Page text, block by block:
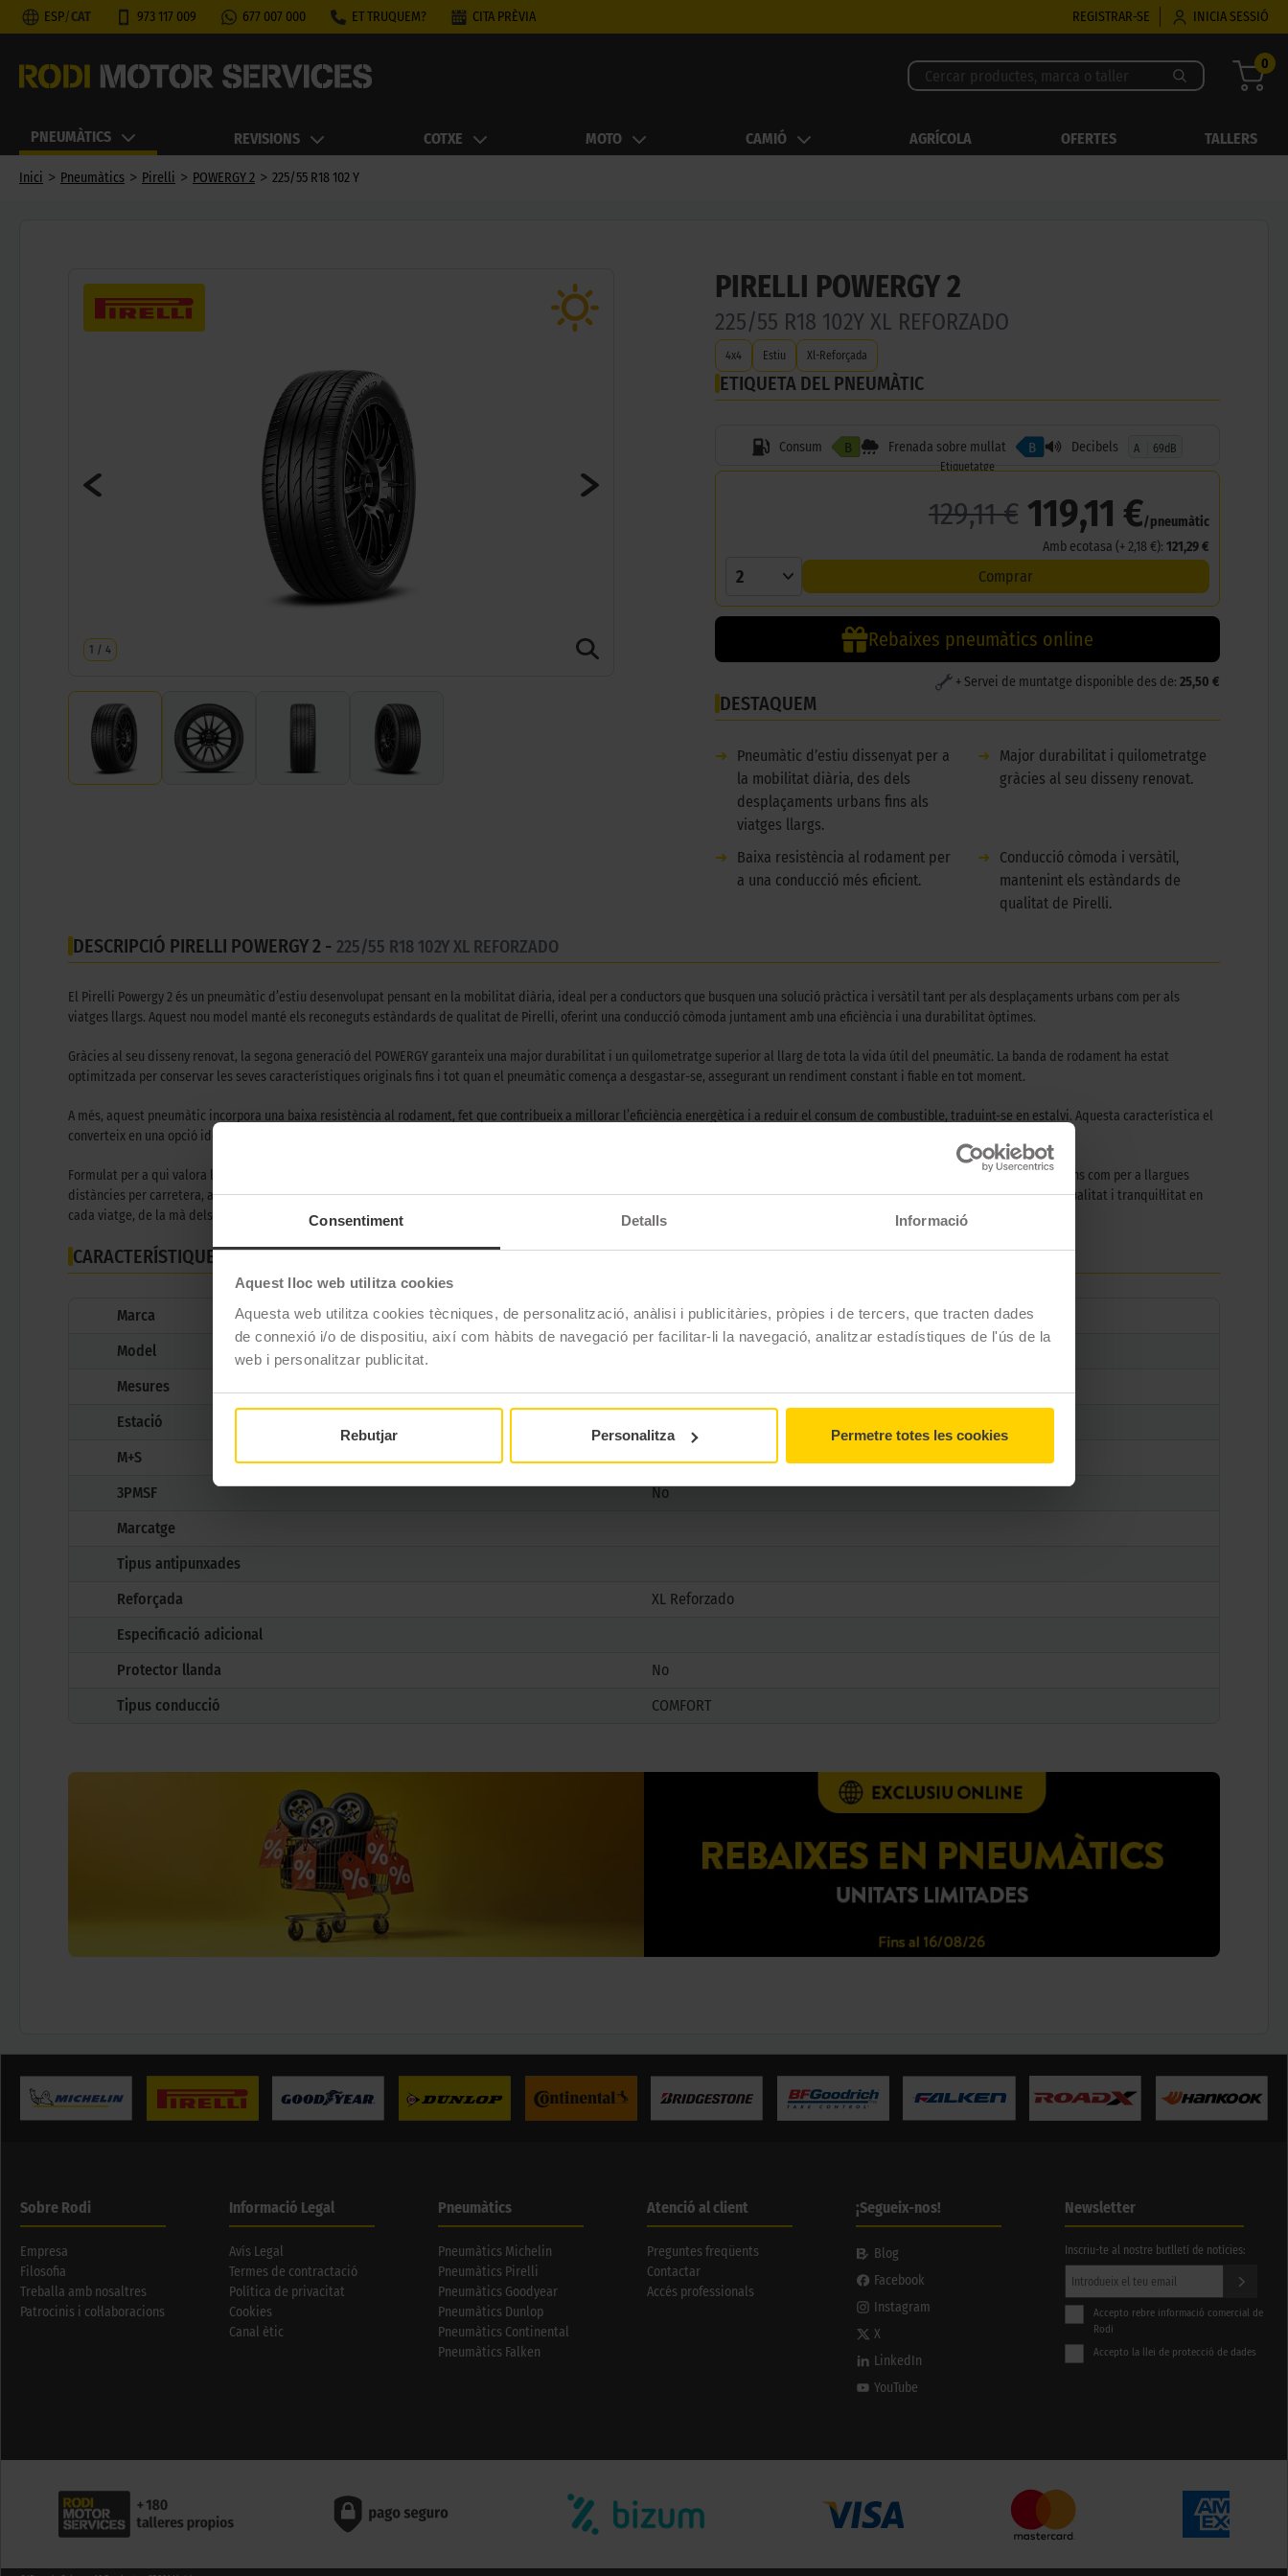
Consentiment Detalls Informació
Aquest lloc web utilitza cookies
Aquesta web utilitza cookies tècniques, de personalització, anàlisi i publicitàries, pròpies i de tercers, que tracten dades
de connexió i/o de dispositiu, així com hàbits de navegació per facilitar-li la navegació, analitzar estadístiques de l'ús de la
web i personalitzar publicitat.
Rebutjar Personalitza Permetre totes les cookies
ESP/CAT 973 117 009 677 007 000 ET TRUQUEM? CITA PRÈVIA REGISTRAR-SE INICIA SESSIÓ
0
PNEUMÀTICS REVISIONS COTXE MOTO CAMIÓ AGRÍCOLA OFERTES TALLERS
Inici > Pneumàtics > Pirelli > POWERGY 2 > 225/55 R18 102 Y
1 / 4
PIRELLI POWERGY 2
225/55 R18 102Y XL REFORZADO
4x4 Estiu Xl-Reforçada
ETIQUETA DEL PNEUMÀTIC
Consum B Frenada sobre mullat B Decibels A
69dB
Etiquetatge
129,11 € 119,11 €/pneumàtic
Amb ecotasa (+ 2,18 €): 121,29 €
2 Comprar
Rebaixes pneumàtics online
+ Servei de muntatge disponible des de: 25,50 €
DESTAQUEM
➜
Pneumàtic d’estiu dissenyat per a
la mobilitat diària, des dels
desplaçaments urbans fins als
viatges llargs.
➜
Major durabilitat i quilometratge
gràcies al seu disseny renovat.
➜
Baixa resistència al rodament per
a una conducció més eficient.
➜
Conducció còmoda i versàtil,
mantenint els estàndards de
qualitat de Pirelli.
DESCRIPCIÓ PIRELLI POWERGY 2 - 225/55 R18 102Y XL REFORZADO
El Pirelli Powergy 2 és un pneumàtic d’estiu desenvolupat pensant en la mobilitat diària, ideal per a conductors que busquen una solució pràctica i versàtil tant per als desplaçaments urbans com per als
viatges llargs. Aquest nou model manté els reconeguts estàndards de qualitat de Pirelli, oferint una conducció còmoda juntament amb una eficiència i una durabilitat òptimes.
Gràcies al seu disseny renovat, la segona generació del POWERGY garanteix una major durabilitat i un quilometratge superior al llarg de tota la vida útil del pneumàtic. La banda de rodament ha estat
optimitzada per conservar les seves característiques originals fins i tot quan el pneumàtic comença a desgastar-se, assegurant un rendiment constant i fiable en tot moment.
A més, aquest pneumàtic incorpora una baixa resistència al rodament, fet que contribueix a millorar l’eficiència energètica i a reduir el consum de combustible, traduint-se en estalvi. Aquesta característica el
converteix en una opció ideal tant per a vehicles convencionals com per a aquells que busquen maximitzar l’autonomia en models híbrids o elèctrics.
Formulat per a qui valora la comoditat sense renunciar a l’eficiència, el POWERGY 2 és el millor exemple de pneumàtic versàtil i pràctic. Pensat tant per al dia a dia i els trajectes urbans com per a llargues
distàncies per carretera, aquest model ofereix una experiència de conducció segura, còmoda i eficient, consolidant-se com una elecció ideal per a conductors exigents que busquen qualitat i tranquil·litat en
cada viatge, de la mà dels experts de Pirelli.
CARACTERÍSTIQUES TÈCNIQUES
Marca
Pirelli
Model
Mesures
Estació
M+S
No
3PMSF
No
Marcatge
Tipus antipunxades
Reforçada
XL Reforzado
Especificació adicional
Protector llanda
No
Tipus conducció
COMFORT
Sobre Rodi
Empresa
Filosofia
Treballa amb nosaltres
Patrocinis i col·laboracions
Informació Legal
Avís Legal
Termes de contractació
Política de privacitat
Cookies
Canal ètic
Pneumàtics
Pneumàtics Michelin
Pneumàtics Pirelli
Pneumàtics Goodyear
Pneumàtics Dunlop
Pneumàtics Continental
Pneumàtics Falken
Atenció al client
Preguntes freqüents
Contactar
Accés professionals
¡Segueix-nos!
Blog
Facebook
Instagram
X
LinkedIn
YouTube
Newsletter
Inscriu-te al nostre butlletí de notícies:
Accepto rebre informació comercial de
Rodi
Accepto la llei de protecció de dades